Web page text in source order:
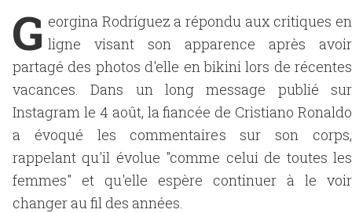
G eorgina Rodríguez a répondu aux critiques en
ligne visant son apparence après avoir
partagé des photos d'elle en bikini lors de récentes
vacances. Dans un long message publié sur
Instagram le 4 août, la fiancée de Cristiano Ronaldo
a évoqué les commentaires sur son corps,
rappelant qu'il évolue "comme celui de toutes les
femmes" et qu'elle espère continuer à le voir
changer au fil des années.